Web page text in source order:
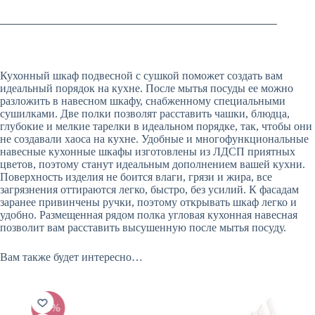
Кухонный шкаф подвесной с сушкой поможет создать вам
идеальный порядок на кухне. После мытья посуды ее можно
разложить в навесном шкафу, снабженному специальными
сушилками. Две полки позволят расставить чашки, блюдца,
глубокие и мелкие тарелки в идеальном порядке, так, чтобы они
не создавали хаоса на кухне. Удобные и многофункциональные
навесные кухонные шкафы изготовлены из ЛДСП приятных
цветов, поэтому станут идеальным дополнением вашей кухни.
Поверхность изделия не боится влаги, грязи и жира, все
загрязнения оттираются легко, быстро, без усилий. К фасадам
заранее привинчены ручки, поэтому открывать шкаф легко и
удобно. Размещенная рядом полка угловая кухонная навесная
позволит вам расставить высушенную после мытья посуду.
Вам также будет интересно…
-20%